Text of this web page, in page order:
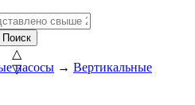
Поиск
△
▽
насосы → Вертикальные